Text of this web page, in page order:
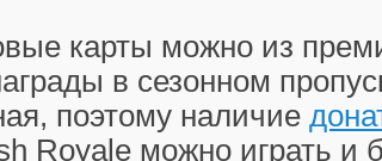
карты можно из
в сезонном
поэтому наличие
Royale можно играть и